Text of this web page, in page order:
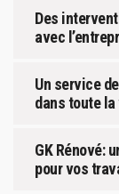
Des
avec
Un service
dans toute
GK Rénové:
pour vos